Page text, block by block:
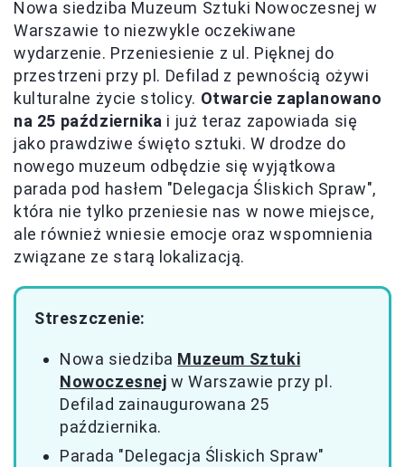
Nowa siedziba Muzeum Sztuki Nowoczesnej w
Warszawie to niezwykle oczekiwane
wydarzenie. Przeniesienie z ul. Pięknej do
przestrzeni przy pl. Defilad z pewnością ożywi
kulturalne życie stolicy. Otwarcie zaplanowano
na 25 października i już teraz zapowiada się
jako prawdziwe święto sztuki. W drodze do
nowego muzeum odbędzie się wyjątkowa
parada pod hasłem "Delegacja Śliskich Spraw",
która nie tylko przeniesie nas w nowe miejsce,
ale również wniesie emocje oraz wspomnienia
związane ze starą lokalizacją.
Streszczenie:
Nowa siedziba Muzeum Sztuki
Nowoczesnej w Warszawie przy pl.
Defilad zainaugurowana 25
października.
Parada "Delegacja Śliskich Spraw"